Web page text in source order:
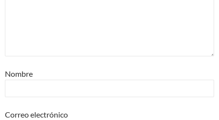
Nombre
Correo electrónico